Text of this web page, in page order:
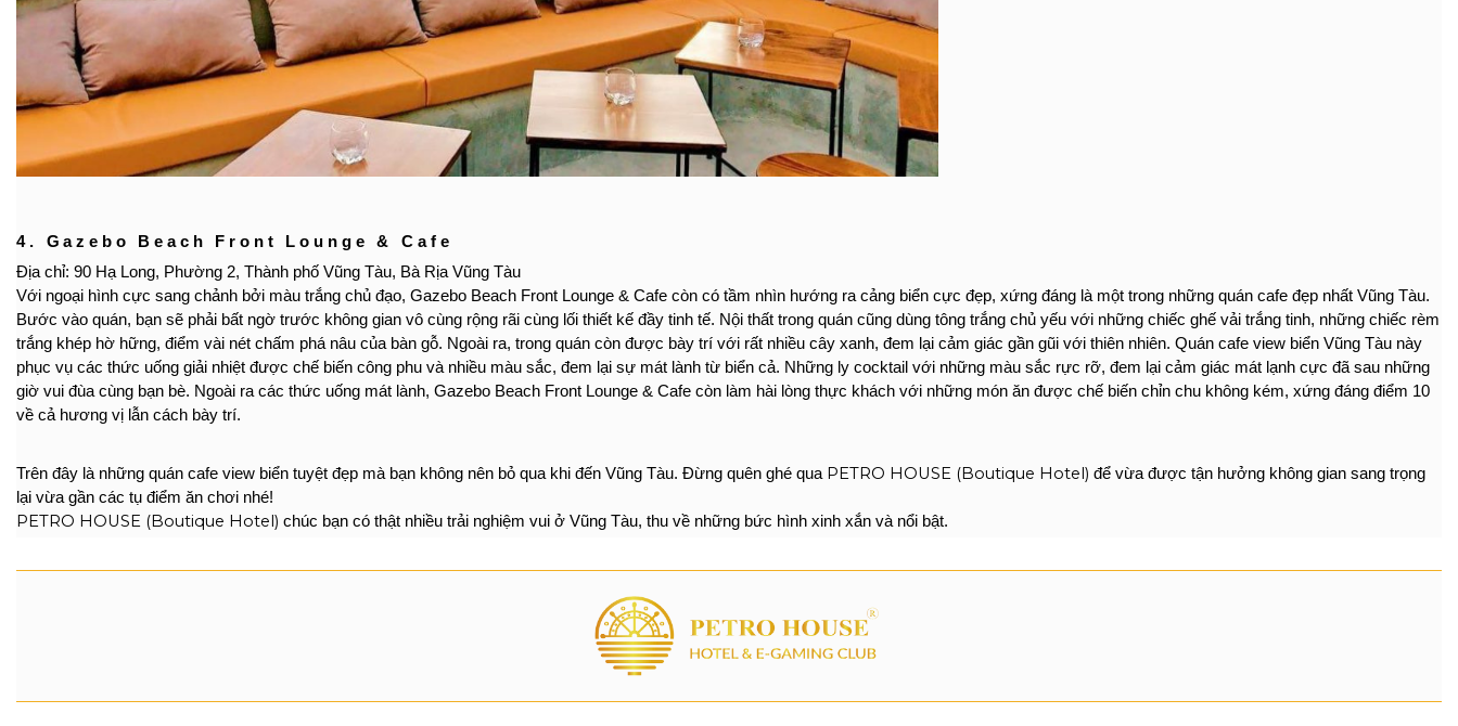
4. Gazebo Beach Front Lounge & Cafe
Địa chỉ: 90 Hạ Long, Phường 2, Thành phố Vũng Tàu, Bà Rịa Vũng Tàu
Với ngoại hình cực sang chảnh bởi màu trắng chủ đạo, Gazebo Beach Front Lounge & Cafe còn có tầm nhìn hướng ra cảng biển cực đẹp, xứng đáng là một trong những quán cafe đẹp nhất Vũng Tàu.
Bước vào quán, bạn sẽ phải bất ngờ trước không gian vô cùng rộng rãi cùng lối thiết kế đầy tinh tế. Nội thất trong quán cũng dùng tông trắng chủ yếu với những chiếc ghế vải trắng tinh, những chiếc rèm
trắng khép hờ hững, điểm vài nét chấm phá nâu của bàn gỗ. Ngoài ra, trong quán còn được bày trí với rất nhiều cây xanh, đem lại cảm giác gần gũi với thiên nhiên. Quán cafe view biển Vũng Tàu này
phục vụ các thức uống giải nhiệt được chế biến công phu và nhiều màu sắc, đem lại sự mát lành từ biển cả. Những ly cocktail với những màu sắc rực rỡ, đem lại cảm giác mát lạnh cực đã sau những
giờ vui đùa cùng bạn bè. Ngoài ra các thức uống mát lành, Gazebo Beach Front Lounge & Cafe còn làm hài lòng thực khách với những món ăn được chế biến chỉn chu không kém, xứng đáng điểm 10
về cả hương vị lẫn cách bày trí.
Trên đây là những quán cafe view biển tuyệt đẹp mà bạn không nên bỏ qua khi đến Vũng Tàu. Đừng quên ghé qua PETRO HOUSE (Boutique Hotel) để vừa được tận hưởng không gian sang trọng
lại vừa gần các tụ điểm ăn chơi nhé!
PETRO HOUSE (Boutique Hotel) chúc bạn có thật nhiều trải nghiệm vui ở Vũng Tàu, thu về những bức hình xinh xắn và nổi bật.